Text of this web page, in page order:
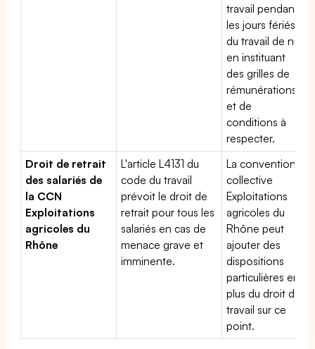
travail pendant
les jours fériés,
du travail de nuit
en instituant
des grilles de
rémunérations
et de
conditions à
respecter.
Droit de retrait
des salariés de
la CCN
Exploitations
agricoles du
Rhône
L'article L4131 du
code du travail
prévoit le droit de
retrait pour tous les
salariés en cas de
menace grave et
imminente.
La convention
collective
Exploitations
agricoles du
Rhône peut
ajouter des
dispositions
particulières en
plus du droit du
travail sur ce
point.